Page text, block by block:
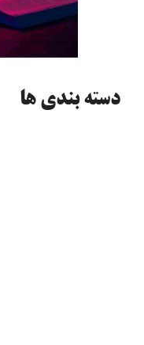
دسته‌ بندی ها